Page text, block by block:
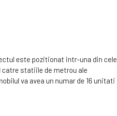
este pozitionat intr-una din cele
catre statiile de metrou ale
va avea un numar de 16 unitati